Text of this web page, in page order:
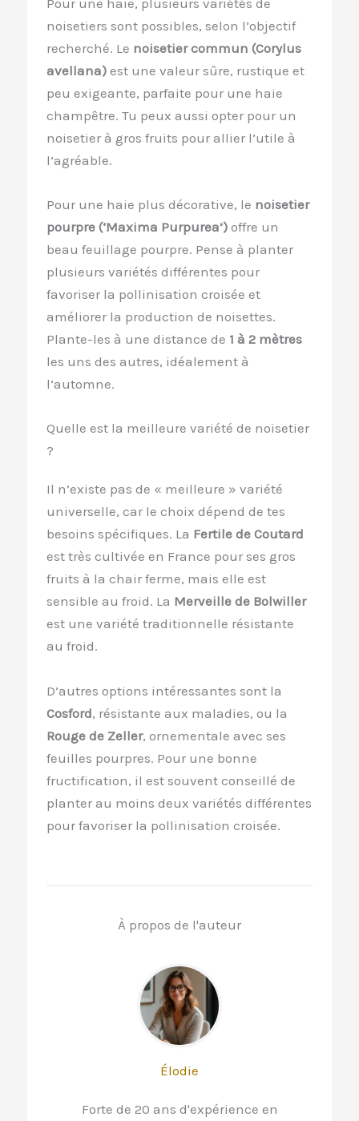
Pour une haie, plusieurs variétés de
noisetiers sont possibles, selon l’objectif
recherché. Le noisetier commun (Corylus
avellana) est une valeur sûre, rustique et
peu exigeante, parfaite pour une haie
champêtre. Tu peux aussi opter pour un
noisetier à gros fruits pour allier l’utile à
l’agréable.
Pour une haie plus décorative, le noisetier
pourpre (‘Maxima Purpurea’) offre un
beau feuillage pourpre. Pense à planter
plusieurs variétés différentes pour
favoriser la pollinisation croisée et
améliorer la production de noisettes.
Plante-les à une distance de 1 à 2 mètres
les uns des autres, idéalement à
l’automne.
Quelle est la meilleure variété de noisetier
?
Il n’existe pas de « meilleure » variété
universelle, car le choix dépend de tes
besoins spécifiques. La Fertile de Coutard
est très cultivée en France pour ses gros
fruits à la chair ferme, mais elle est
sensible au froid. La Merveille de Bolwiller
est une variété traditionnelle résistante
au froid.
D’autres options intéressantes sont la
Cosford, résistante aux maladies, ou la
Rouge de Zeller, ornementale avec ses
feuilles pourpres. Pour une bonne
fructification, il est souvent conseillé de
planter au moins deux variétés différentes
pour favoriser la pollinisation croisée.
À propos de l'auteur
Élodie
Forte de 20 ans d'expérience en